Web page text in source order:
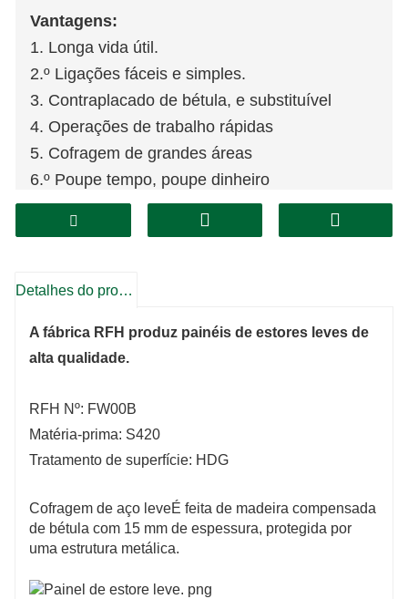
Vantagens:
1. Longa vida útil.
2.º Ligações fáceis e simples.
3. Contraplacado de bétula, e substituível
4. Operações de trabalho rápidas
5. Cofragem de grandes áreas
6.º Poupe tempo, poupe dinheiro
Detalhes do produto
A fábrica RFH produz painéis de estores leves de
alta qualidade.
RFH Nº: FW00B
Matéria-prima: S420
Tratamento de superfície: HDG
Cofragem de aço leveÉ feita de madeira compensada
de bétula com 15 mm de espessura, protegida por
uma estrutura metálica.